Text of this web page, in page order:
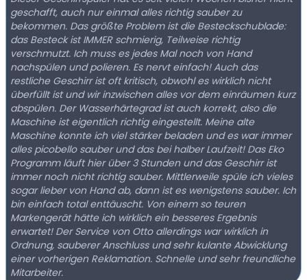
geschafft, auch nur einmal alles richtig sauber zu
bekommen. Das größte Problem ist die Besteckschublade:
das Besteck ist IMMER schmierig, Teilweise richtig
verschmutzt. Ich muss es jedes Mal noch von Hand
nachspülen und polieren. Es nervt einfach! Auch das
restliche Geschirr ist oft kritisch, obwohl es wirklich nicht
überfüllt ist und wir inzwischen alles vor dem einräumen kurz
abspülen. Der Wasserhärtegrad ist auch korrekt, also die
Maschine ist eigentlich richtig eingestellt. Meine alte
Maschine konnte ich viel stärker beladen und es war immer
alles picobello sauber und das bei halber Laufzeit! Das Eko
Programm läuft hier über 3 Stunden und das Geschirr ist
immer noch nicht richtig sauber. Mittlerweile spüle ich vieles
sogar lieber von Hand ab, dann ist es wenigstens sauber. Ich
bin einfach total enttäuscht. Von einem so teuren
Markengerät hätte ich wirklich ein besseres Ergebnis
erwartet! Der Service von Otto allerdings war wirklich in
Ordnung, sauberer Anschluss und sehr kulante Abwicklung
einer vorherigen Reklamation. Schnelle und sehr freundliche
Mitarbeiter.